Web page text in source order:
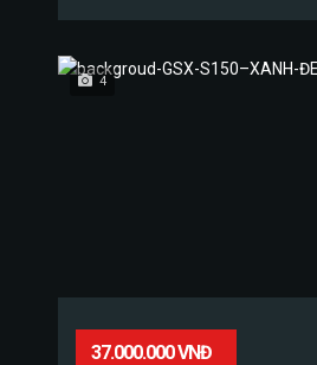
4
37.000.000 VNĐ